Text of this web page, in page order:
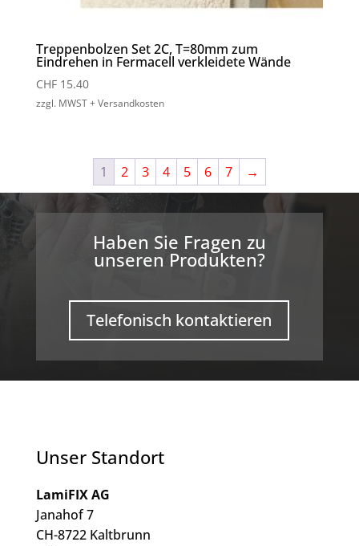
Treppenbolzen Set 2C, T=80mm zum
Eindrehen in Fermacell verkleidete Wände
CHF15.40
zzgl. MWST + Versandkosten
1 2 3 4 5 6 7 →
Haben Sie Fragen zu
unseren Produkten?
Telefonisch kontaktieren
Unser Standort
LamiFIX AG
Janahof 7
CH-8722 Kaltbrunn